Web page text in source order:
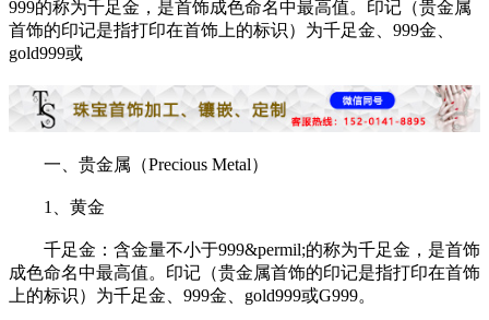
999的称为千足金，是首饰成色命名中最高值。印记（贵金属
首饰的印记是指打印在首饰上的标识）为千足金、999金、
gold999或
一、贵金属（Precious Metal）
1、黄金
千足金：含金量不小于999&permil;的称为千足金，是首饰
成色命名中最高值。印记（贵金属首饰的印记是指打印在首饰
上的标识）为千足金、999金、gold999或G999。